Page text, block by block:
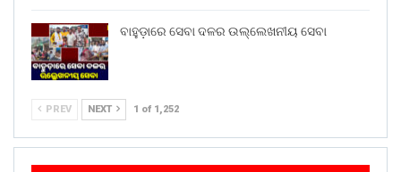
ବାହୁଡ଼ାରେ ସେବା ଦଳର ଉଲ୍ଲେଖନୀୟ ସେବା
PREV NEXT 1 of 1,252